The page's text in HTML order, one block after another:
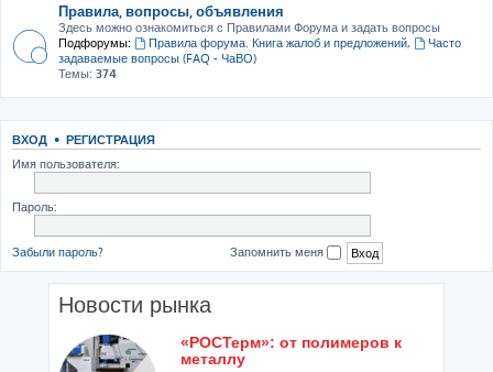
Правила, вопросы, объявления
Здесь можно ознакомиться с Правилами Форума и задать вопросы
Подфорумы:
Правила форума. Книга жалоб и предложений,
Часто
задаваемые вопросы (FAQ - ЧаВО)
Темы: 374
ВХОД • РЕГИСТРАЦИЯ
Имя пользователя:
Пароль:
Забыли пароль? Запомнить меня
Новости рынка
«РОСТерм»: от полимеров к
металлу